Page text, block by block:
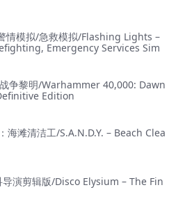
情模拟/急救模拟/Flashing Lights –
Emergency Services Sim
争黎明/Warhammer 40,000: Dawn
Edition
海滩清洁工/S.A.N.D.Y. – Beach Clea
导演剪辑版/Disco Elysium – The Fin